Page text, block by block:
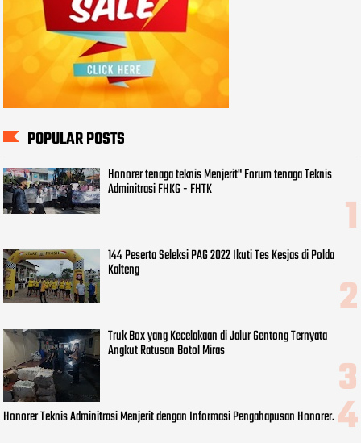
POPULAR POSTS
Honorer tenaga teknis Menjerit" Forum tenaga Teknis
Adminitrasi FHKG - FHTK
144 Peserta Seleksi PAG 2022 Ikuti Tes Kesjas di Polda
Kalteng
Truk Box yang Kecelakaan di Jalur Gentong Ternyata
Angkut Ratusan Botol Miras
Honorer Teknis Adminitrasi Menjerit dengan Informasi Pengahapusan Honorer.